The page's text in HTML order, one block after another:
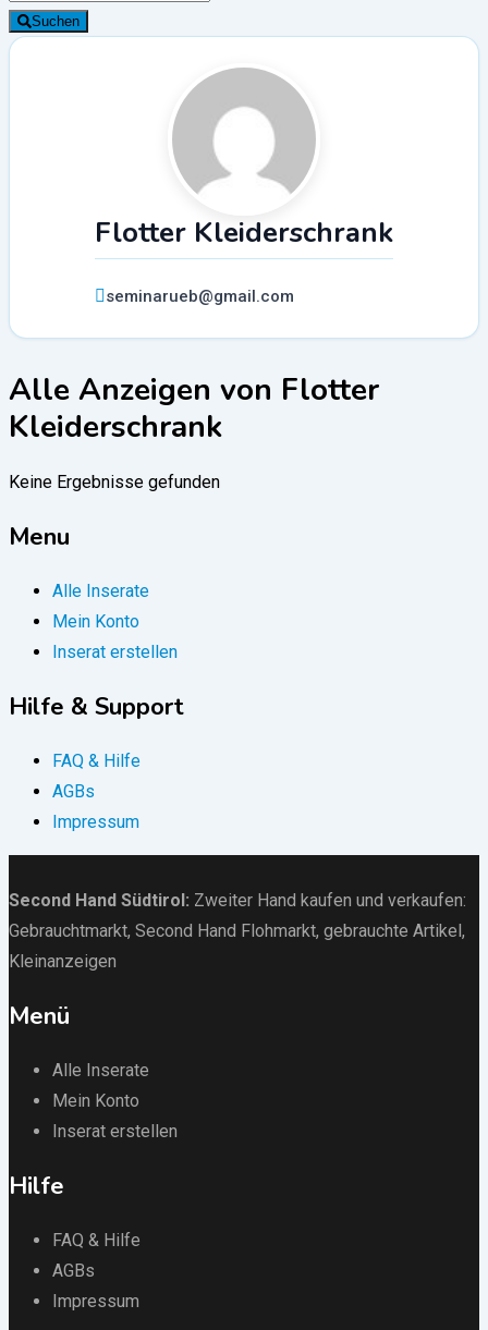
Suchen
Flotter Kleiderschrank
seminarueb@gmail.com
Alle Anzeigen von Flotter
Kleiderschrank
Keine Ergebnisse gefunden
Menu
Alle Inserate
Mein Konto
Inserat erstellen
Hilfe & Support
FAQ & Hilfe
AGBs
Impressum
Second Hand Südtirol : Zweiter Hand kaufen und verkaufen:
Gebrauchtmarkt, Second Hand Flohmarkt, gebrauchte Artikel ,
Kleinanzeigen
Menü
Alle Inserate
Mein Konto
Inserat erstellen
Hilfe
FAQ & Hilfe
AGBs
Impressum